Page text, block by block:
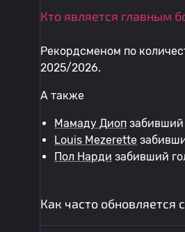
Кто является главным
Рекордсменом по
2025/2026.
А также
Мамаду Диоп забивший
Louis Mezerette
Пол Нарди забивший
Как часто обновляется